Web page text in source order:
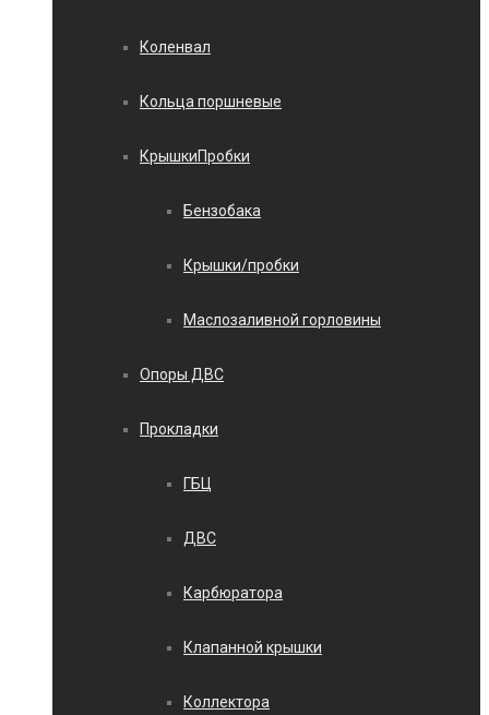
Коленвал
Кольца поршневые
КрышкиПробки
Бензобака
Крышки/пробки
Маслозаливной горловины
Опоры ДВС
Прокладки
ГБЦ
ДВС
Карбюратора
Клапанной крышки
Коллектора